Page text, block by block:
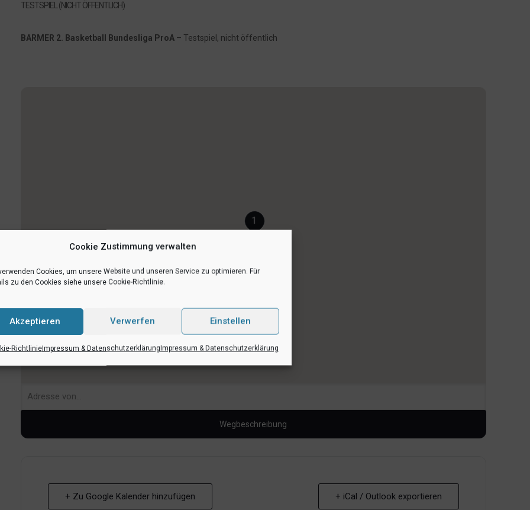
Cookie Zustimmung verwalten
Cookies, um unsere Website und unseren Service zu optimieren. Für
zu den Cookies siehe unsere Cookie-Richtlinie.
Akzeptieren Verwerfen Einstellen
RichtlinieImpressum & DatenschutzerklärungImpressum & Datenschutzerklärung
TESTSPIEL (NICHT ÖFFENTLICH)
BARMER 2. Basketball Bundesliga ProA – Testspiel, nicht öffentlich
1
+ Zu Google Kalender hinzufügen + iCal / Outlook exportieren